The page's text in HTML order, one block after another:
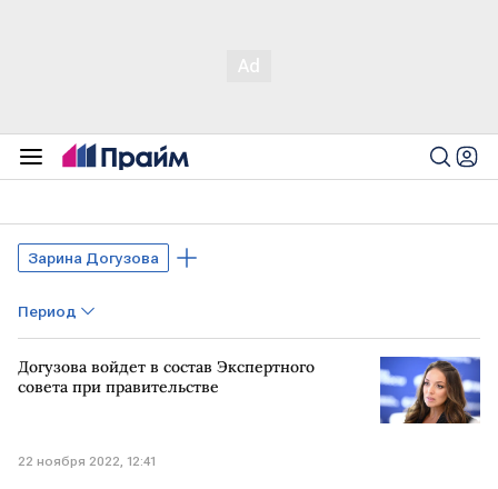
Зарина Догузова
Период
Догузова войдет в состав Экспертного
совета при правительстве
22 ноября 2022, 12:41